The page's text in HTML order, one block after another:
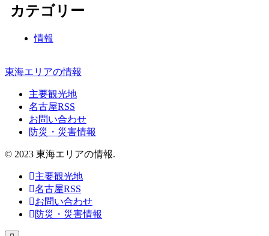
カテゴリー
情報
東海エリアの情報
主要観光地
名古屋RSS
お問い合わせ
防災・災害情報
© 2023 東海エリアの情報.
主要観光地
名古屋RSS
お問い合わせ
防災・災害情報